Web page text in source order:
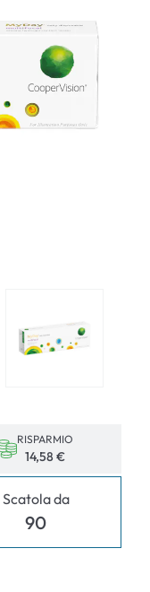
RISPARMIO
14,58 €
Scatola da
90